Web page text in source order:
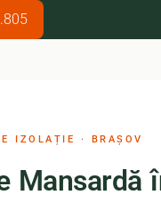
IZOLAȚIE · BRAȘOV
Mansardă